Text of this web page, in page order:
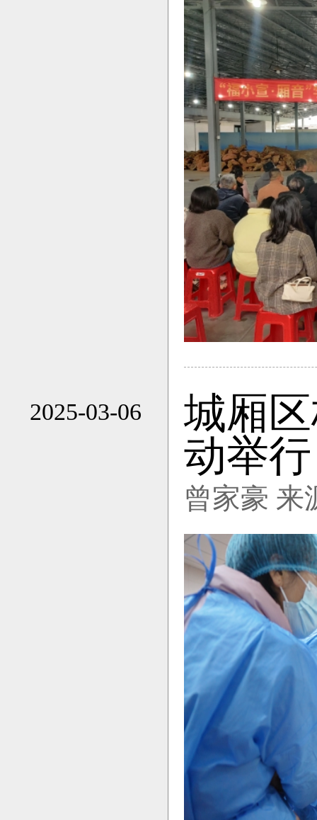
2025-03-06
城厢
动举行
曾家豪 来